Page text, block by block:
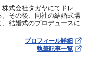
式会社タガヤにてドレ
その後、同社の結婚式場
結婚式のプロデュースに
プロフィール詳細
執筆記事一覧